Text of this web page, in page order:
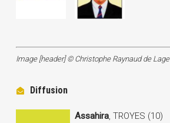
Image [header] © Christophe Raynaud de Lage
Diffusion
Assahira, TROYES (10)